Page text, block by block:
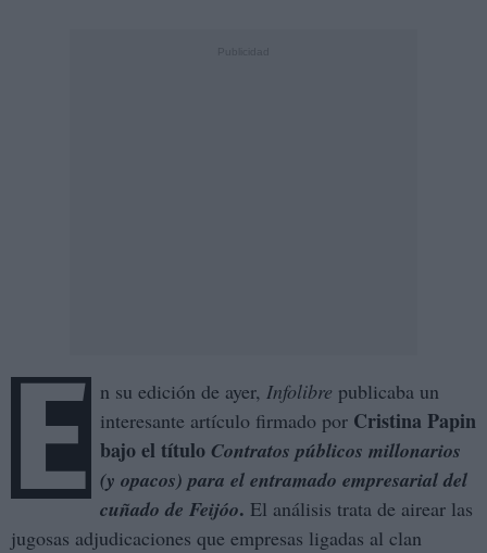
E n su edición de ayer, Infolibre publicaba un
interesante artículo firmado por Cristina Papin
bajo el título Contratos públicos millonarios
(y opacos) para el entramado empresarial del
cuñado de Feijóo. El análisis trata de airear las
jugosas adjudicaciones que empresas ligadas al clan